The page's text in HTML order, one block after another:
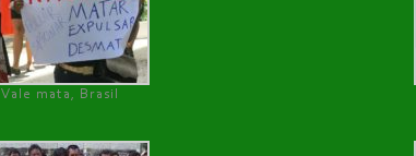
Vale mata, Brasil